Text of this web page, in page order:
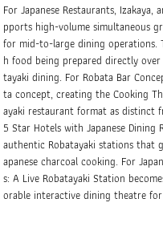
For Japanese Restaurants,
pports high-volume simultaneous
for mid-to-large dining operations.
h food being prepared directly
tayaki dining. For Robata Bar
ta concept, creating the Cooking
ayaki restaurant format as distinct
5 Star Hotels with Japanese Dining
authentic Robatayaki stations that
apanese charcoal cooking. For
s: A Live Robatayaki Station
orable interactive dining theatre